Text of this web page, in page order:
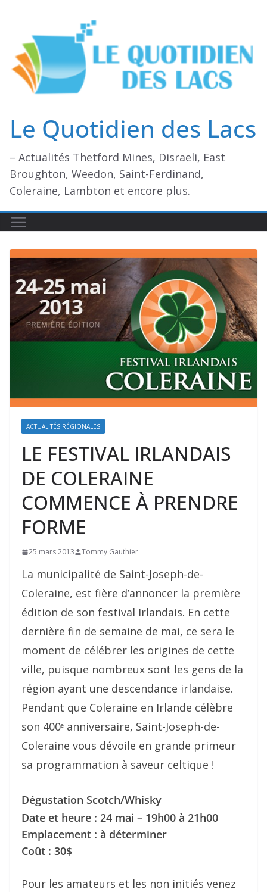
contenu
Le Quotidien des Lacs
– Actualités Thetford Mines, Disraeli, East
Broughton, Weedon, Saint-Ferdinand,
Coleraine, Lambton et encore plus.
ACTUALITÉS RÉGIONALES
LE FESTIVAL IRLANDAIS
DE COLERAINE
COMMENCE À PRENDRE
FORME
25 mars 2013 Tommy Gauthier
La municipalité de Saint-Joseph-de-
Coleraine, est fière d’annoncer la première
édition de son festival Irlandais. En cette
dernière fin de semaine de mai, ce sera le
moment de célébrer les origines de cette
ville, puisque nombreux sont les gens de la
région ayant une descendance irlandaise.
Pendant que Coleraine en Irlande célèbre
son 400e anniversaire, Saint-Joseph-de-
Coleraine vous dévoile en grande primeur
sa programmation à saveur celtique !
Dégustation Scotch/Whisky
Date et heure : 24 mai – 19h00 à 21h00
Emplacement : à déterminer
Coût : 30$
Pour les amateurs et les non initiés venez